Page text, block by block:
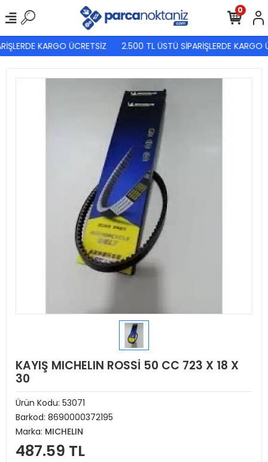
KARGO ÜCRETSİZ 2.500 TL ÜSTÜ SİPARİŞLERDE KARGO
0
KAYIŞ MICHELIN ROSSİ 50 CC 723 X 18 X
30
Ürün Kodu: 53071
Barkod: 8690000372195
Marka: MICHELIN
487.59 TL